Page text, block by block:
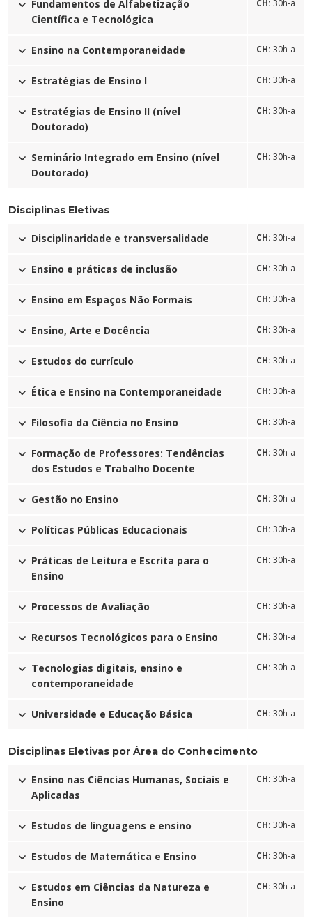
Cursos de Idiomas
Diplomados
Univates & Você - Comunidade
Escolas
Fundamentos de Alfabetização
Científica e Tecnológica
CH: 30h-a
Ensino na Contemporaneidade CH: 30h-a
Estratégias de Ensino I CH: 30h-a
Estratégias de Ensino II (nível
Doutorado)
CH: 30h-a
Seminário Integrado em Ensino (nível
Doutorado)
CH: 30h-a
Disciplinas Eletivas
Disciplinaridade e transversalidade CH: 30h-a
Ensino e práticas de inclusão CH: 30h-a
Ensino em Espaços Não Formais CH: 30h-a
Ensino, Arte e Docência CH: 30h-a
Estudos do currículo CH: 30h-a
Ética e Ensino na Contemporaneidade CH: 30h-a
Filosofia da Ciência no Ensino CH: 30h-a
Formação de Professores: Tendências
dos Estudos e Trabalho Docente
CH: 30h-a
Gestão no Ensino CH: 30h-a
Políticas Públicas Educacionais CH: 30h-a
Práticas de Leitura e Escrita para o
Ensino
CH: 30h-a
Processos de Avaliação CH: 30h-a
Recursos Tecnológicos para o Ensino CH: 30h-a
Tecnologias digitais, ensino e
contemporaneidade
CH: 30h-a
Universidade e Educação Básica CH: 30h-a
Disciplinas Eletivas por Área do Conhecimento
Ensino nas Ciências Humanas, Sociais e
Aplicadas
CH: 30h-a
Estudos de linguagens e ensino CH: 30h-a
Estudos de Matemática e Ensino CH: 30h-a
Estudos em Ciências da Natureza e
Ensino
CH: 30h-a